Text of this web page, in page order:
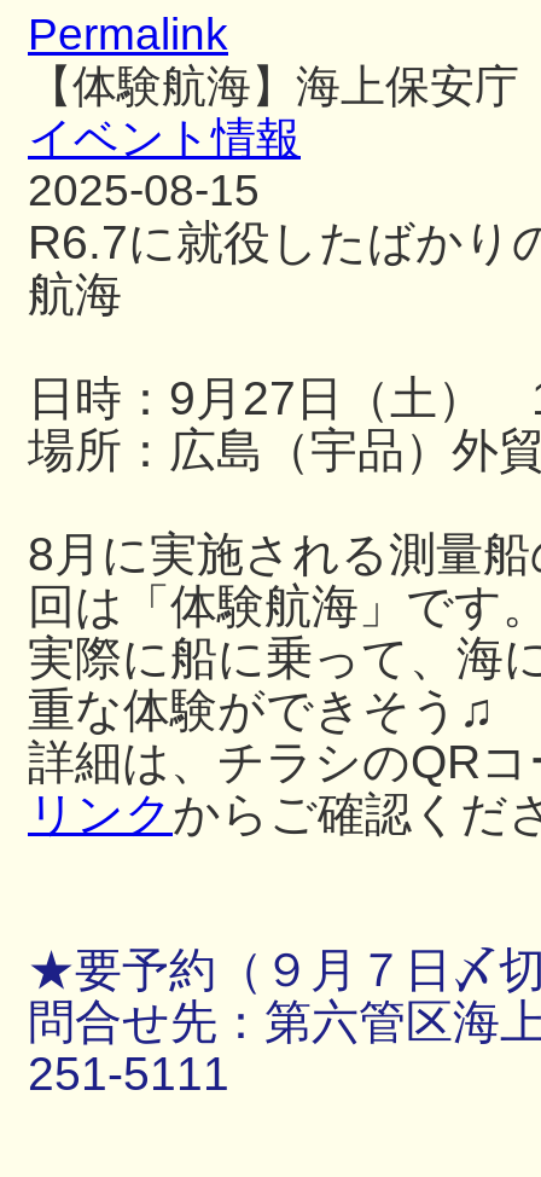
Permalink
【体験航海】海上保安
イベント情報
2025-08-15
R6.7に就役したばかり
航海
日時：9月27日（土）
場所：広島（宇品）外
8月に実施される測量
回は「体験航海」です
実際に船に乗って、海
重な体験ができそう♫
詳細は、チラシのQR
リンクからご確認くだ
★要予約（９月７日〆
問合せ先：第六管区海
251-5111